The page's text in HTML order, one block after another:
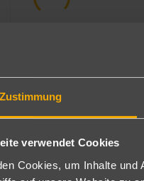
Zustimmung
verwendet Cookies
Cookies, um Inhalte
(DSU/DSI).
Die freundlich
5. Etage und
(DDM). Auch